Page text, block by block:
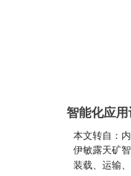
智能化应
本文转自：
伊敏露天矿
装载、运输